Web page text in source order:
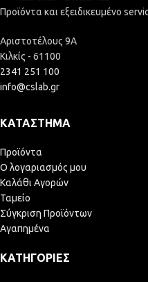
Προϊόντα και εξειδικευμένο
Αριστοτέλους 9Α
Κιλκίς - 61100
2341 251 100
info@cslab.gr
ΚΑΤΆΣΤΗΜΑ
Προϊόντα
Ο λογαριασμός μου
Καλάθι Αγορών
Ταμείο
Σύγκριση Προϊόντων
Αγαπημένα
ΚΑΤΗΓΟΡΊΕΣ